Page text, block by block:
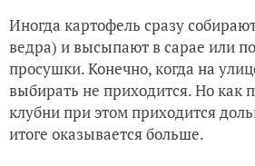
Иногда картофель сразу
ведра) и высыпают в сарае или
просушки. Конечно, когда на
выбирать не приходится. Но как
клубни при этом приходится
итоге оказывается больше.